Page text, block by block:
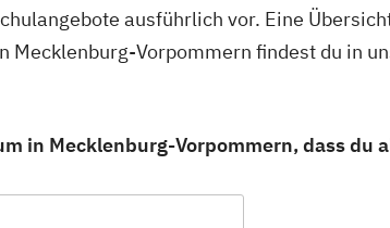
ausführlich vor. Eine
Mecklenburg-Vorpommern findest du in
in Mecklenburg-Vorpommern, dass du